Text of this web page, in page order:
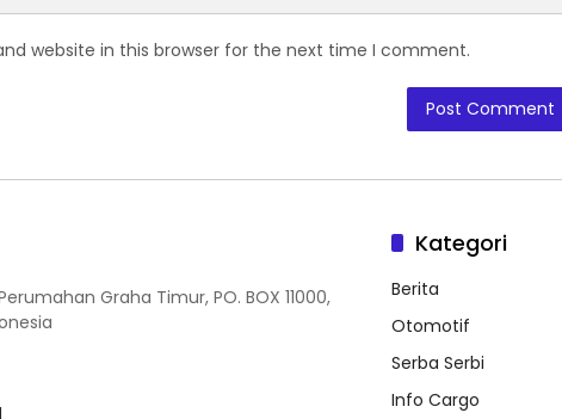
website in this browser for the next time I comment.
Graha Timur, PO. BOX 11000,
Kategori
Berita
Otomotif
Serba Serbi
Info Cargo